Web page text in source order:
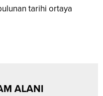
tarihi ortaya
ALANI